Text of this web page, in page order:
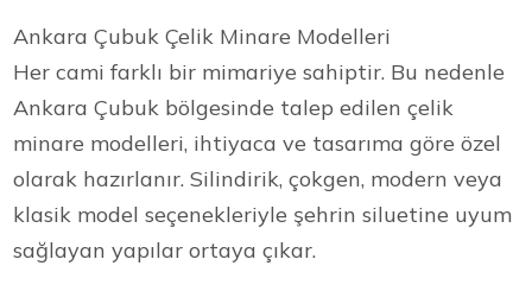
Ankara Çubuk Çelik Minare Modelleri
Her cami farklı bir mimariye sahiptir. Bu nedenle
Ankara Çubuk bölgesinde talep edilen çelik
minare modelleri, ihtiyaca ve tasarıma göre özel
olarak hazırlanır. Silindirik, çokgen, modern veya
klasik model seçenekleriyle şehrin siluetine uyum
sağlayan yapılar ortaya çıkar.